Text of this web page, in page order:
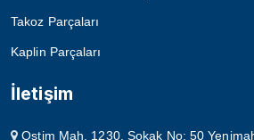
Takoz Parçaları
Kaplin Parçaları
İletişim
Ostim Mah. 1230. Sokak No: 50